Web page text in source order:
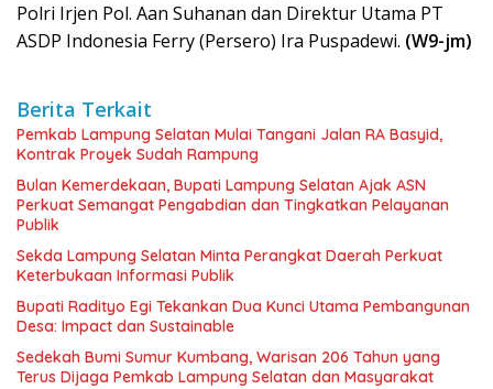
Polri Irjen Pol. Aan Suhanan dan Direktur Utama PT
ASDP Indonesia Ferry (Persero) Ira Puspadewi. (W9-jm)
Berita Terkait
Pemkab Lampung Selatan Mulai Tangani Jalan RA Basyid,
Kontrak Proyek Sudah Rampung
Bulan Kemerdekaan, Bupati Lampung Selatan Ajak ASN
Perkuat Semangat Pengabdian dan Tingkatkan Pelayanan
Publik
Sekda Lampung Selatan Minta Perangkat Daerah Perkuat
Keterbukaan Informasi Publik
Bupati Radityo Egi Tekankan Dua Kunci Utama Pembangunan
Desa: Impact dan Sustainable
Sedekah Bumi Sumur Kumbang, Warisan 206 Tahun yang
Terus Dijaga Pemkab Lampung Selatan dan Masyarakat